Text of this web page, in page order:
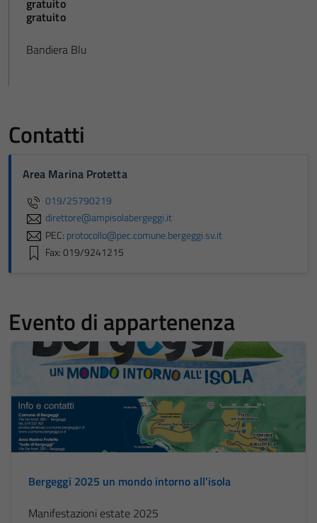
gratuito
Bandiera Blu
Contatti
Area Marina Protetta
019/25790219
direttore@ampisolabergeggi.it
PEC: protocollo@pec.comune.bergeggi.sv.it
Fax: 019/9241215
Evento di appartenenza
Bergeggi 2025 un mondo intorno all’isola
Manifestazioni estate 2025